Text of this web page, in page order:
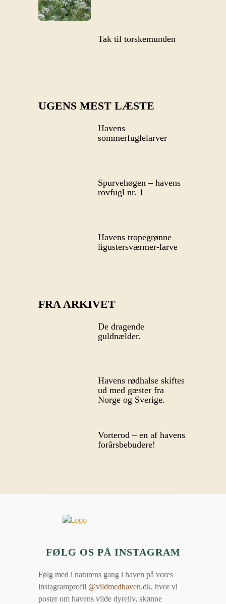
Tak til torskemunden
UGENS MEST LÆSTE
Havens
sommerfuglelarver
Spurvehøgen – havens
rovfugl nr. 1
Havens tropegrønne
ligustersværmer-larve
FRA ARKIVET
De dragende
guldnælder.
Havens rødhalse skiftes
ud med gæster fra
Norge og Sverige.
Vorterod – en af havens
forårsbebudere!
FØLG OS PÅ INSTAGRAM
Følg med i naturens gang i haven på vores
instagramprofil @vildmedhaven.dk, hvor vi
poster om havens vilde dyreliv, skønne